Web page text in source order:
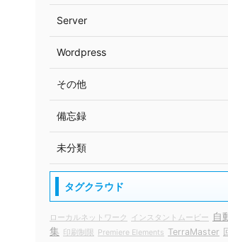
Server
Wordpress
その他
備忘録
未分類
タグクラウド
ローカルネットワーク インスタントムービー
自
集 印刷制限 Premiere Elements TerraMaster